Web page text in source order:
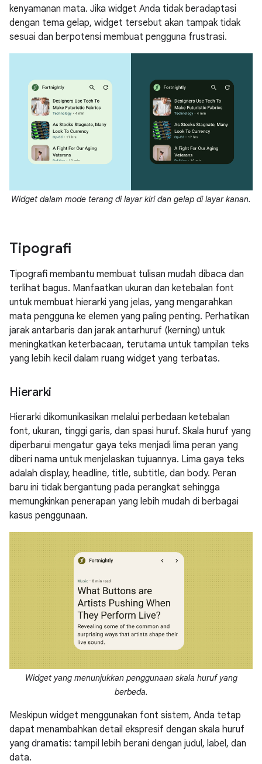
kenyamanan mata. Jika widget Anda tidak beradaptasi
dengan tema gelap, widget tersebut akan tampak tidak
sesuai dan berpotensi membuat pengguna frustrasi.
Widget dalam mode terang di layar kiri dan gelap di layar kanan.
Tipografi
Tipografi membantu membuat tulisan mudah dibaca dan
terlihat bagus. Manfaatkan ukuran dan ketebalan font
untuk membuat hierarki yang jelas, yang mengarahkan
mata pengguna ke elemen yang paling penting. Perhatikan
jarak antarbaris dan jarak antarhuruf (kerning) untuk
meningkatkan keterbacaan, terutama untuk tampilan teks
yang lebih kecil dalam ruang widget yang terbatas.
Hierarki
Hierarki dikomunikasikan melalui perbedaan ketebalan
font, ukuran, tinggi garis, dan spasi huruf. Skala huruf yang
diperbarui mengatur gaya teks menjadi lima peran yang
diberi nama untuk menjelaskan tujuannya. Lima gaya teks
adalah display, headline, title, subtitle, dan body. Peran
baru ini tidak bergantung pada perangkat sehingga
memungkinkan penerapan yang lebih mudah di berbagai
kasus penggunaan.
Widget yang menunjukkan penggunaan skala huruf yang
berbeda.
Meskipun widget menggunakan font sistem, Anda tetap
dapat menambahkan detail ekspresif dengan skala huruf
yang dramatis: tampil lebih berani dengan judul, label, dan
data.